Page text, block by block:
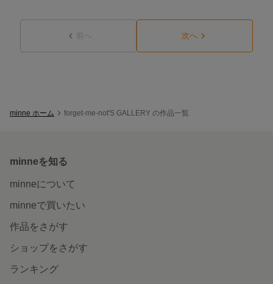
前へ 次へ
minne ホーム forget-me-not'S GALLERY の作品一覧
minneを知る
minneについて
minneで買いたい
作品をさがす
ショップをさがす
ランキング